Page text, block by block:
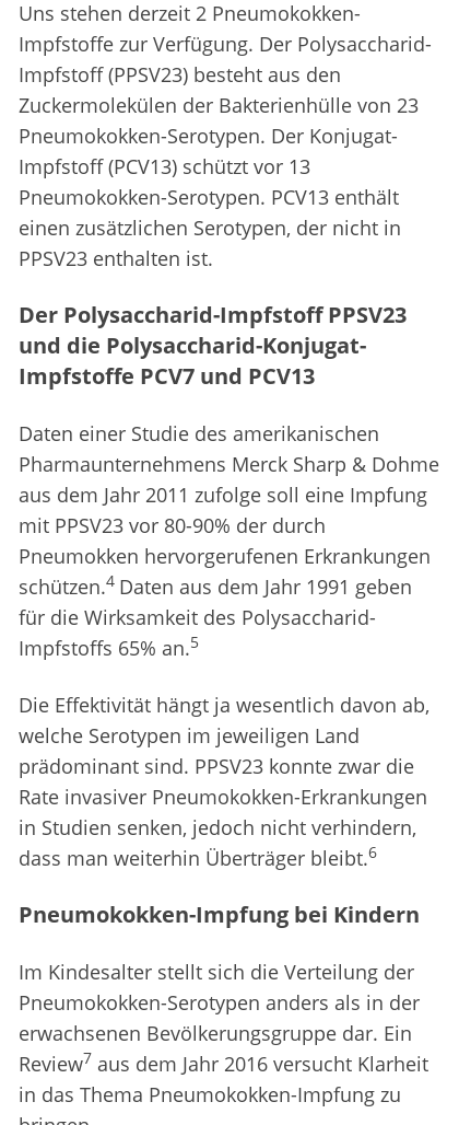
Uns stehen derzeit 2 Pneumokokken-
Impfstoffe zur Verfügung. Der Polysaccharid-
Impfstoff (PPSV23) besteht aus den
Zuckermolekülen der Bakterienhülle von 23
Pneumokokken-Serotypen. Der Konjugat-
Impfstoff (PCV13) schützt vor 13
Pneumokokken-Serotypen. PCV13 enthält
einen zusätzlichen Serotypen, der nicht in
PPSV23 enthalten ist.
Der Polysaccharid-Impfstoff PPSV23
und die Polysaccharid-Konjugat-
Impfstoffe PCV7 und PCV13
Daten einer Studie des amerikanischen
Pharmaunternehmens Merck Sharp & Dohme
aus dem Jahr 2011 zufolge soll eine Impfung
mit PPSV23 vor 80-90% der durch
Pneumokken hervorgerufenen Erkrankungen
schützen.4 Daten aus dem Jahr 1991 geben
für die Wirksamkeit des Polysaccharid-
Impfstoffs 65% an.5
Die Effektivität hängt ja wesentlich davon ab,
welche Serotypen im jeweiligen Land
prädominant sind. PPSV23 konnte zwar die
Rate invasiver Pneumokokken-Erkrankungen
in Studien senken, jedoch nicht verhindern,
dass man weiterhin Überträger bleibt.6
Pneumokokken-Impfung bei Kindern
Im Kindesalter stellt sich die Verteilung der
Pneumokokken-Serotypen anders als in der
erwachsenen Bevölkerungsgruppe dar. Ein
Review7 aus dem Jahr 2016 versucht Klarheit
in das Thema Pneumokokken-Impfung zu